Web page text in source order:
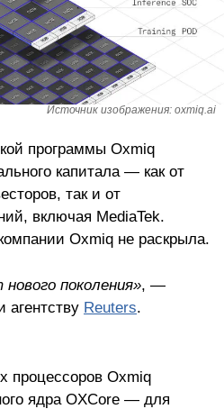
Источник изображения: oxmiq.ai
программы Oxmiq
капитала — как от
так и от
включая MediaTek.
Oxmiq не раскрыла.
поколения», —
агентству Reuters.
процессоров Oxmiq
ядра OXCore — для